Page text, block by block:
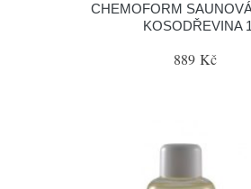
CHEMOFORM
KOSODŘEVINA
889 Kč